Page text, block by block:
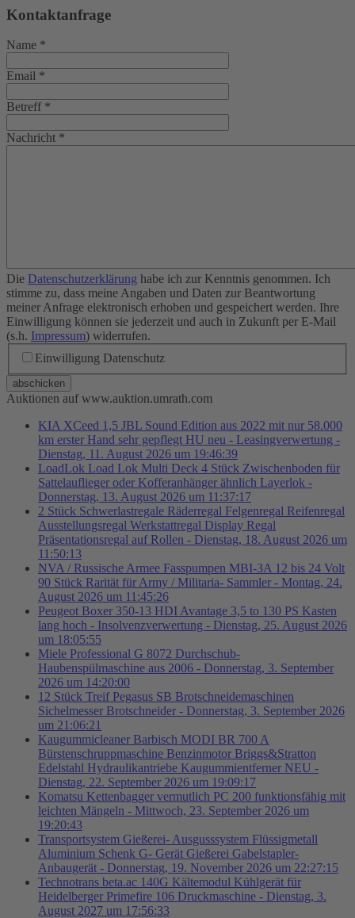
Kontaktanfrage
Name *
Email *
Betreff *
Nachricht *
Die Datenschutzerklärung habe ich zur Kenntnis genommen. Ich
stimme zu, dass meine Angaben und Daten zur Beantwortung
meiner Anfrage elektronisch erhoben und gespeichert werden. Ihre
Einwilligung können sie jederzeit und auch in Zukunft per E-Mail
(s.h. Impressum) widerrufen.
Einwilligung Datenschutz
abschicken
Auktionen auf www.auktion.umrath.com
KIA XCeed 1,5 JBL Sound Edition aus 2022 mit nur 58.000
km erster Hand sehr gepflegt HU neu - Leasingverwertung -
Dienstag, 11. August 2026 um 19:46:39
LoadLok Load Lok Multi Deck 4 Stück Zwischenboden für
Sattelauflieger oder Kofferanhänger ähnlich Layerlok -
Donnerstag, 13. August 2026 um 11:37:17
2 Stück Schwerlastregale Räderregal Felgenregal Reifenregal
Ausstellungsregal Werkstattregal Display Regal
Präsentationsregal auf Rollen - Dienstag, 18. August 2026 um
11:50:13
NVA / Russische Armee Fasspumpen MBI-3A 12 bis 24 Volt
90 Stück Rarität für Army / Militaria- Sammler - Montag, 24.
August 2026 um 11:45:26
Peugeot Boxer 350-13 HDI Avantage 3,5 to 130 PS Kasten
lang hoch - Insolvenzverwertung - Dienstag, 25. August 2026
um 18:05:55
Miele Professional G 8072 Durchschub-
Haubenspülmaschine aus 2006 - Donnerstag, 3. September
2026 um 14:20:00
12 Stück Treif Pegasus SB Brotschneidemaschinen
Sichelmesser Brotschneider - Donnerstag, 3. September 2026
um 21:06:21
Kaugummicleaner Barbisch MODI BR 700 A
Bürstenschruppmaschine Benzinmotor Briggs&Stratton
Edelstahl Hydraulikantriebe Kaugummientferner NEU -
Dienstag, 22. September 2026 um 19:09:17
Komatsu Kettenbagger vermutlich PC 200 funktionsfähig mit
leichten Mängeln - Mittwoch, 23. September 2026 um
19:20:43
Transportsystem Gießerei- Ausgusssystem Flüssigmetall
Aluminium Schenk G- Gerät Gießerei Gabelstapler-
Anbaugerät - Donnerstag, 19. November 2026 um 22:27:15
Technotrans beta.ac 140G Kältemodul Kühlgerät für
Heidelberger Primefire 106 Druckmaschine - Dienstag, 3.
August 2027 um 17:56:33